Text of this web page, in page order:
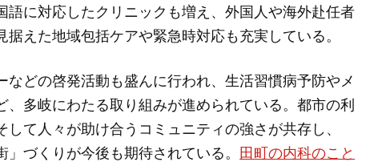
語に対応したクリニックも増え、外国人や海外赴任者
えた地域包括ケアや緊急時対応も充実している。
などの啓発活動も盛んに行われ、生活習慣病予防やメ
、多岐にわたる取り組みが進められている。都市の利
て人々が助け合うコミュニティの強さが共存し、
」づくりが今後も期待されている。 田町の内科のこと